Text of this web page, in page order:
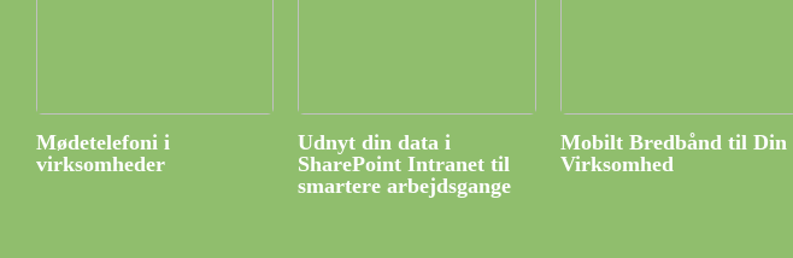
Mødetelefoni i
virksomheder
Udnyt din data i
SharePoint Intranet til
smartere arbejdsgange
Mobilt Bredbånd til Din
Virksomhed